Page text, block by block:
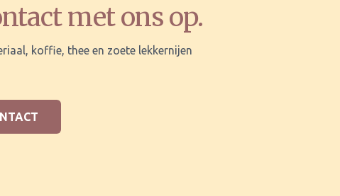
met ons op.
koffie, thee en zoete lekkernijen